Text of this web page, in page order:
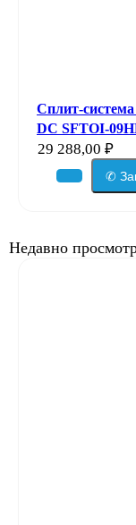
Сплит-
DC SFTOI-
29 288,00 ₽
✆
Недавно